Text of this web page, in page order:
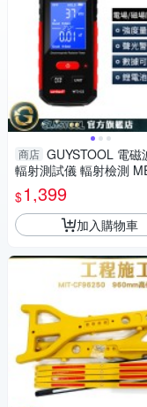
商店 GUYSTOOL 電磁
輻射測試儀 輻射檢測
DC 變電箱電磁波 聲光
貨 輻射監測儀
$1,399
加入購物車